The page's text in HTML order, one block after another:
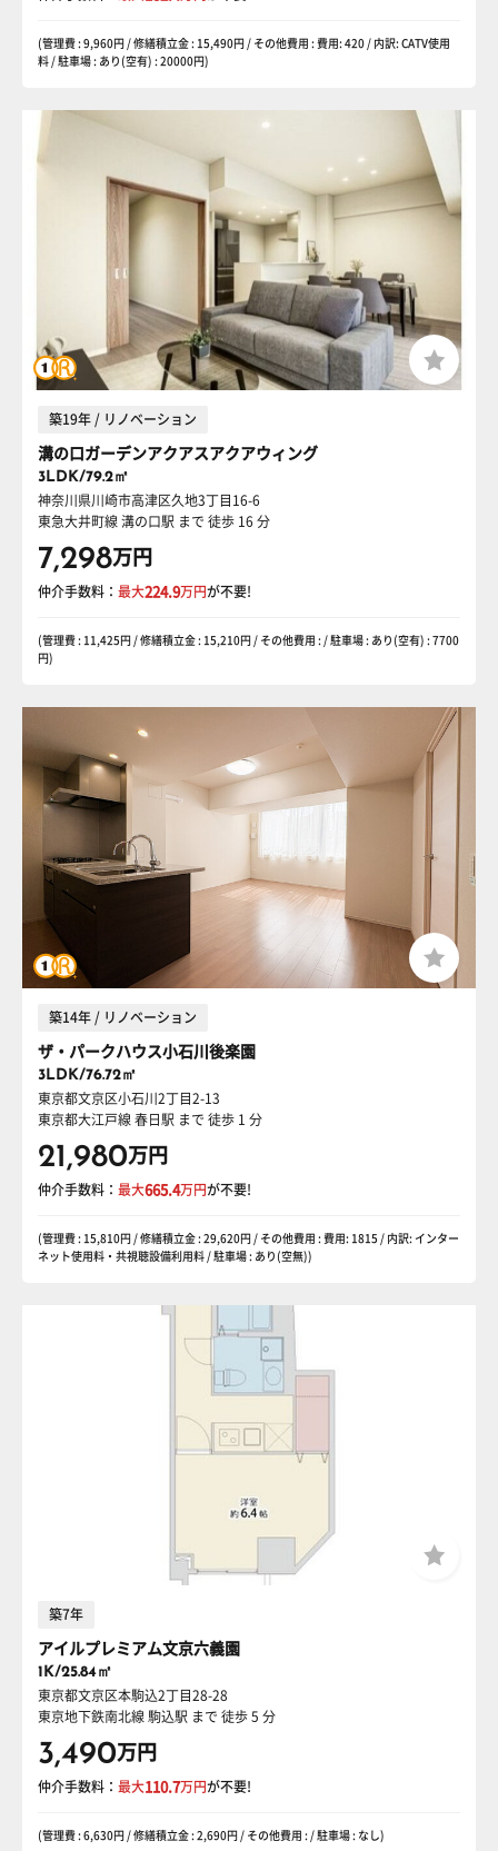
(管理費 : 9,960円 / 修繕積立金 : 15,490円 / その他費用 : 費用: 420 / 内訳: CATV使用
料 / 駐車場 : あり(空有) : 20000円)
築19年 / リノベーション
溝の口ガーデンアクアスアクアウィング
3LDK/79.2㎡
神奈川県川崎市高津区久地3丁目16-6
東急大井町線 溝の口駅 まで 徒歩 16 分
7,298万円
仲介手数料： 最大224.9万円が不要!
(管理費 : 11,425円 / 修繕積立金 : 15,210円 / その他費用 : / 駐車場 : あり(空有) : 7700
円)
築14年 / リノベーション
ザ・パークハウス小石川後楽園
3LDK/76.72㎡
東京都文京区小石川2丁目2-13
東京都大江戸線 春日駅 まで 徒歩 1 分
21,980万円
仲介手数料： 最大665.4万円が不要!
(管理費 : 15,810円 / 修繕積立金 : 29,620円 / その他費用 : 費用: 1815 / 内訳: インター
ネット使用料・共視聴設備利用料 / 駐車場 : あり(空無))
築7年
アイルプレミアム文京六義園
1K/25.84㎡
東京都文京区本駒込2丁目28-28
東京地下鉄南北線 駒込駅 まで 徒歩 5 分
3,490万円
仲介手数料： 最大110.7万円が不要!
(管理費 : 6,630円 / 修繕積立金 : 2,690円 / その他費用 : / 駐車場 : なし)